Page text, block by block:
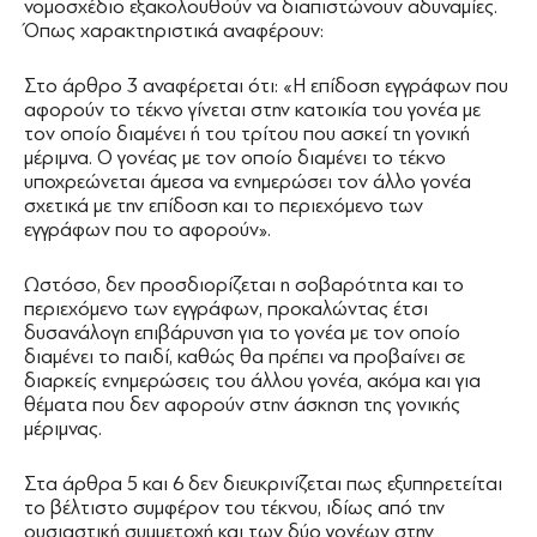
νομοσχέδιο εξακολουθούν να διαπιστώνουν αδυναμίες.
Όπως χαρακτηριστικά αναφέρουν:
Στο άρθρο 3 αναφέρεται ότι: «Η επίδοση εγγράφων που
αφορούν το τέκνο γίνεται στην κατοικία του γονέα με
τον οποίο διαμένει ή του τρίτου που ασκεί τη γονική
μέριμνα. Ο γονέας με τον οποίο διαμένει το τέκνο
υποχρεώνεται άμεσα να ενημερώσει τον άλλο γονέα
σχετικά με την επίδοση και το περιεχόμενο των
εγγράφων που το αφορούν».
Ωστόσο, δεν προσδιορίζεται η σοβαρότητα και το
περιεχόμενο των εγγράφων, προκαλώντας έτσι
δυσανάλογη επιβάρυνση για το γονέα με τον οποίο
διαμένει το παιδί, καθώς θα πρέπει να προβαίνει σε
διαρκείς ενημερώσεις του άλλου γονέα, ακόμα και για
θέματα που δεν αφορούν στην άσκηση της γονικής
μέριμνας.
Στα άρθρα 5 και 6 δεν διευκρινίζεται πως εξυπηρετείται
το βέλτιστο συμφέρον του τέκνου, ιδίως από την
ουσιαστική συμμετοχή και των δύο γονέων στην